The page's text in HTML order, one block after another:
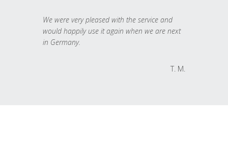
We were very pleased with the service and
would happily use it again when we are next
in Germany.
T. M.